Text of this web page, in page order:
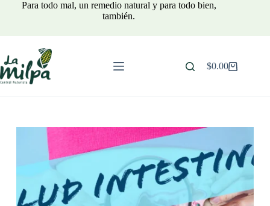
Para todo mal, un remedio natural y para todo bien,
también.
Carro
$0.00